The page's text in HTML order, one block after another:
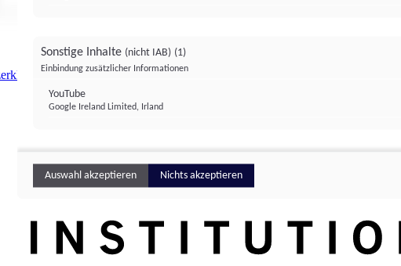
Datenschutzeinstellungen
Sonstige Inhalte (nicht IAB) (1)
Einbindung zusätzlicher Informationen
YouTube
Google Ireland Limited, Irland
Auswahl akzeptieren Nichts akzeptieren